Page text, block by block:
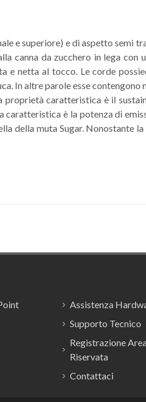
e superiore) e di aspetto semi
canna da zucchero in lega
e netta al tocco. Le corde
In altre parole esse
proprietà caratteristica è il
è la potenza di
della muta Sugar. Nonostante
Assistenza
Supporto Tecnico
Registrazione
Riservata
Contattaci